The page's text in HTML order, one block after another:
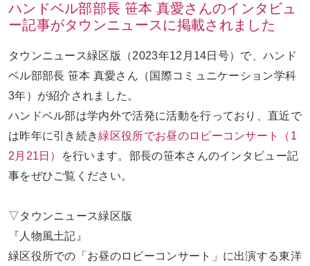
お問い合わせ ENGLISH
ハンドベル部部長 笹本 真愛さんのインタビュ
ー記事がタウンニュースに掲載されました
タウンニュース緑区版（2023年12月14日号）で、ハンド
ベル部部長 笹本 真愛さん（国際コミュニケーション学科
3年）が紹介されました。
ハンドベル部は学内外で活発に活動を行っており、直近で
は昨年に引き続き緑区役所でお昼のロビーコンサート（1
2月21日）
を行います。部長の笹本さんのインタビュー記
事をぜひご覧ください。
▽タウンニュース緑区版
『人物風土記』
緑区役所での「お昼のロビーコンサート」に出演する東洋